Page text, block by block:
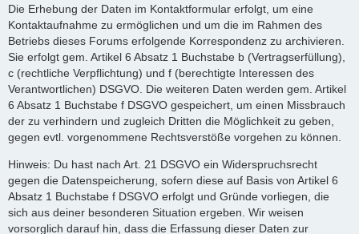
Die Erhebung der Daten im Kontaktformular erfolgt, um eine
Kontaktaufnahme zu ermöglichen und um die im Rahmen des
Betriebs dieses Forums erfolgende Korrespondenz zu archivieren.
Sie erfolgt gem. Artikel 6 Absatz 1 Buchstabe b (Vertragserfüllung),
c (rechtliche Verpflichtung) und f (berechtigte Interessen des
Verantwortlichen) DSGVO. Die weiteren Daten werden gem. Artikel
6 Absatz 1 Buchstabe f DSGVO gespeichert, um einen Missbrauch
der zu verhindern und zugleich Dritten die Möglichkeit zu geben,
gegen evtl. vorgenommene Rechtsverstöße vorgehen zu können.
Hinweis: Du hast nach Art. 21 DSGVO ein Widerspruchsrecht
gegen die Datenspeicherung, sofern diese auf Basis von Artikel 6
Absatz 1 Buchstabe f DSGVO erfolgt und Gründe vorliegen, die
sich aus deiner besonderen Situation ergeben. Wir weisen
vorsorglich darauf hin, dass die Erfassung dieser Daten zur